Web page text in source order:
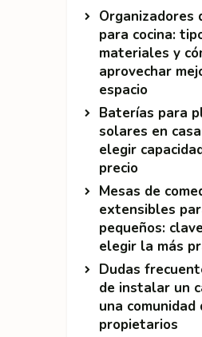
Organizadores
para cocina:
materiales y
aprovechar
espacio
Baterías para
solares en
elegir
precio
Mesas de
extensibles
pequeños:
elegir la más
Dudas
de instalar un
una comunidad
propietarios